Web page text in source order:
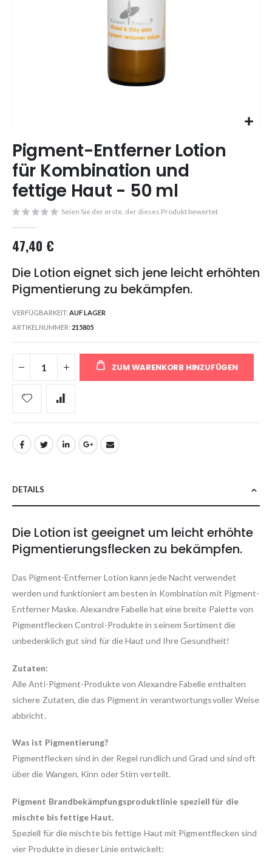
to
the
beginning
of
the
images
Pigment-Entferner Lotion
für Kombination und
fettige Haut - 50 ml
Seien Sie der erste, der dieses Produkt bewertet
47,40 €
Die Lotion eignet sich jene leicht erhöhten
Pigmentierung zu bekämpfen.
VERFÜGBARKEIT: AUF LAGER
ARTIKELNUMMER 215805
ZUM WARENKORB HINZUFÜGEN
DETAILS
Die Lotion ist geeignet um leicht erhöhte
Pigmentierungsflecken zu bekämpfen.
Das Pigment-Entferner Lotion kann jede Nacht verwendet
werden und funktioniert am besten in Kombination mit Pigment-
Entferner Maske. Alexandre Fabelle hat eine breite Palette von
Pigmentflecken Control-Produkte in seinem Sortiment die
unbedenklich gut sind für die Haut und Ihre Gesundheit!
Zutaten:
Alle Anti-Pigment-Produkte von Alexandre Fabelle enthalten
sichere Zutaten, die das Pigment in verantwortungsvoller Weise
abbricht.
Was ist Pigmentierung?
Pigmentflecken sind in der Regel rundlich und Grad und sind oft
über die Wangen, Kinn oder Stirn verteilt.
Pigment Brandbekämpfungsproduktlinie speziell für die
mischte bis fettige Haut.
Speziell für die mischte bis fettige Haut mit Pigmentflecken sind
vier Produkte in dieser Linie entwickelt: